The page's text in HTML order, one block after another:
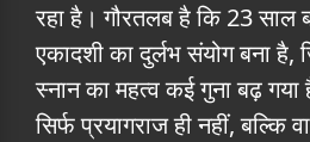
रहा है। गौरतलब है कि 23 साल
एकादशी का दुर्लभ संयोग बना
स्नान का महत्व कई गुना बढ़
सिर्फ प्रयागराज ही नहीं, बल्कि